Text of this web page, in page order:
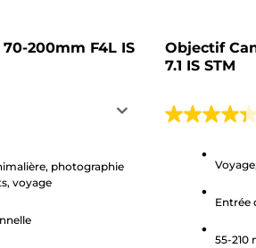
200mm F4L IS
photographie
voyage
Objectif
7.1 IS STM
4.4
étoiles.
Entrée
55-210